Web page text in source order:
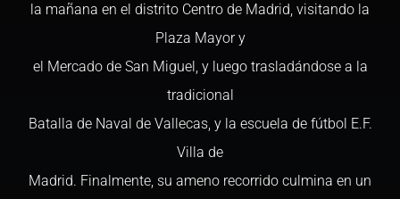
la mañana en el distrito Centro de Madrid, visitando la
Plaza Mayor y
el Mercado de San Miguel, y luego trasladándose a la
tradicional
Batalla de Naval de Vallecas, y la escuela de fútbol E.F.
Villa de
Madrid. Finalmente, su ameno recorrido culmina en un